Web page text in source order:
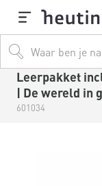
Leerpakket
| De wereld in
601034